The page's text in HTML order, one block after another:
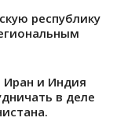
республику
Иран и Индия
в деле